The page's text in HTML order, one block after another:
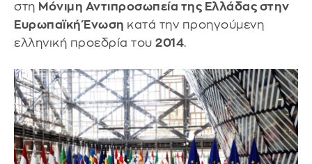
στη Μόνιμη Αντιπροσωπεία της Ελλάδας στην
Ευρωπαϊκή Ένωση κατά την προηγούμενη
ελληνική προεδρία του 2014.